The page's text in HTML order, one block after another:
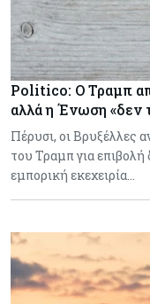
Politico: Ο Τραμπ
αλλά η Ένωση «δεν
Πέρυσι, οι Βρυξέλλες
του Τραμπ για
εμπορική εκεχειρία…